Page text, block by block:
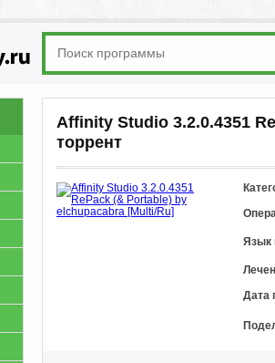
Affinity Studio 3.2.0.4351
торрент
Язык
Дата